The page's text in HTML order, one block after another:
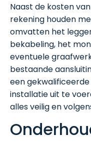
Naast de kosten
rekening houden
omvatten het
bekabeling, het
eventuele
bestaande
een
installatie uit te
alles veilig en